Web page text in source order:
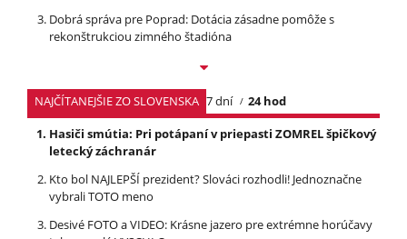
Dobrá správa pre Poprad: Dotácia zásadne pomôže s
rekonštrukciou zimného štadióna
NAJČÍTANEJŠIE ZO SLOVENSKA 7 dní
24 hod
Hasiči smútia: Pri potápaní v priepasti ZOMREL špičkový
letecký záchranár
Kto bol NAJLEPŠÍ prezident? Slováci rozhodli! Jednoznačne
vybrali TOTO meno
Desivé FOTO a VIDEO: Krásne jazero pre extrémne horúčavy